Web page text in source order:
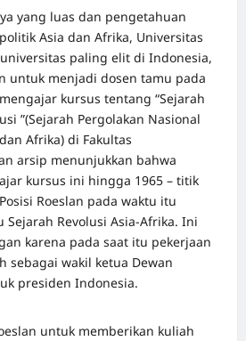
yang luas dan pengetahuan
Asia dan Afrika, Universitas
paling elit di Indonesia,
untuk menjadi dosen tamu pada
kursus tentang “Sejarah
”(Sejarah Pergolakan Nasional
Afrika) di Fakultas
arsip menunjukkan bahwa
kursus ini hingga 1965 – titik
Roeslan pada waktu itu
Sejarah Revolusi Asia-Afrika. Ini
karena pada saat itu pekerjaan
sebagai wakil ketua Dewan
presiden Indonesia.
untuk memberikan kuliah